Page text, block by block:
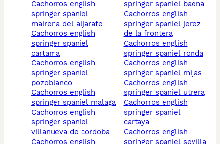
cachorros english
springer spaniel
mairena del aljarafe
cachorros english
springer spaniel
cartama
cachorros english
springer spaniel
pozoblanco
cachorros english
springer spaniel malaga
cachorros english
springer spaniel
villanueva de cordoba
cachorros english
springer spaniel baena
cachorros english
springer spaniel jerez
de la frontera
cachorros english
springer spaniel ronda
cachorros english
springer spaniel mijas
cachorros english
springer spaniel utrera
cachorros english
springer spaniel
cartaya
cachorros english
springer spaniel sevilla